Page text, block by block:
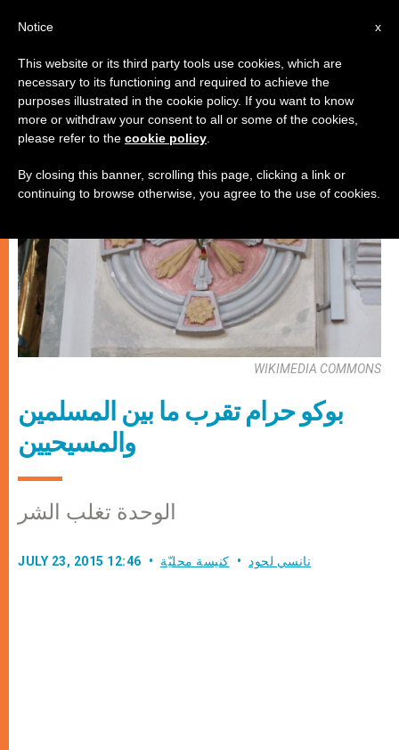
كنيسة محليّة
WIKIMEDIA COMMONS
بوكو حرام تقرب ما بين المسلمين
والمسيحيين
الوحدة تغلب الشر
JULY 23, 2015 12:46 نانسي لحود كنيسة محليّة
x
Notice
This website or its third party tools use cookies, which are
necessary to its functioning and required to achieve the
purposes illustrated in the cookie policy. If you want to know
more or withdraw your consent to all or some of the cookies,
please refer to the cookie policy
By closing this banner, scrolling this page, clicking a link or
continuing to browse otherwise, you agree to the use of cookies.